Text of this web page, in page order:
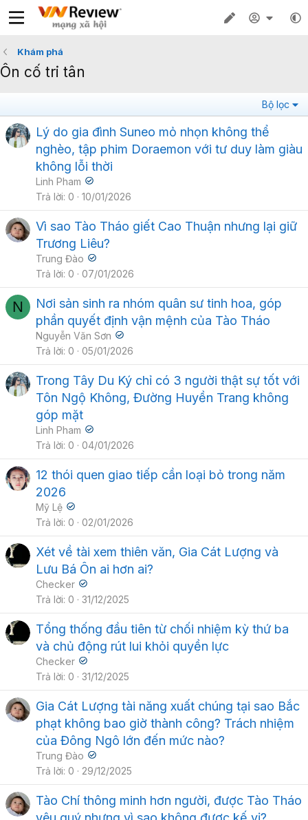
Khám phá
Ôn cố tri tân
Bộ lọc
Lý do gia đình Suneo mỏ nhọn không thể
nghèo, tập phim Doraemon với tư duy làm giàu
không lỗi thời
Linh Pham
Trả lời 0 10/01/2026
Vì sao Tào Tháo giết Cao Thuận nhưng lại giữ
Trương Liêu?
Trung Đào
Trả lời 0 07/01/2026
N
Nơi sản sinh ra nhóm quân sư tinh hoa, góp
phần quyết định vận mệnh của Tào Tháo
Nguyễn Văn Sơn
Trả lời 0 05/01/2026
Trong Tây Du Ký chỉ có 3 người thật sự tốt với
Tôn Ngộ Không, Đường Huyền Trang không
góp mặt
Linh Pham
Trả lời 0 04/01/2026
12 thói quen giao tiếp cần loại bỏ trong năm
2026
Mỹ Lệ
Trả lời 0 02/01/2026
Xét về tài xem thiên văn, Gia Cát Lượng và
Lưu Bá Ôn ai hơn ai?
Checker
Trả lời 0 31/12/2025
Tổng thống đầu tiên từ chối nhiệm kỳ thứ ba
và chủ động rút lui khỏi quyền lực
Checker
Trả lời 0 31/12/2025
Gia Cát Lượng tài năng xuất chúng tại sao Bắc
phạt không bao giờ thành công? Trách nhiệm
của Đông Ngô lớn đến mức nào?
Trung Đào
Trả lời 0 29/12/2025
Tào Chí thông minh hơn người, được Tào Tháo